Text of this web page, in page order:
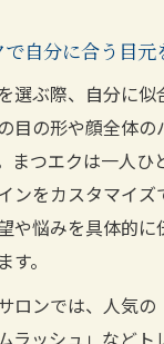
自分に合う目元
選ぶ際、自分に似
目の形や顔全体の
まつエクは一人ひ
ンをカスタマイズ
や悩みを具体的
。
ロンでは、人気の
ラッシュ」などト